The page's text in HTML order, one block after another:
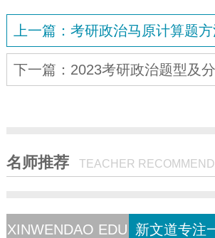
上一篇：考研政治马原计算题
下一篇：2023考研政治题型及
名师推荐 TEACHER
XINWENDAO EDU 新文道专注